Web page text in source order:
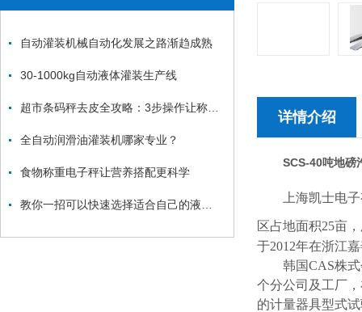
自动灌装机械自动化发展之路渐趋成熟
30-1000kg自动液体灌装生产线
全自动润滑油灌装机哪家专业？
食物称重电子秤让营养搭配更科学
详情介绍
SCS-40吨地磅
上海凯士电
区占地面积25亩
于2012年在浙江
韩国CAS株
个分公司及工厂
的计量器具型式